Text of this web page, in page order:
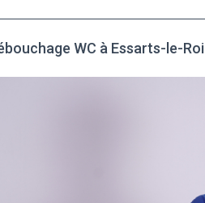
WC à Essarts-le-Roi